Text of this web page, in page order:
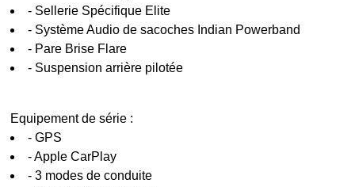
- Sellerie Spécifique Elite
- Système Audio de sacoches Indian Powerband
- Pare Brise Flare
- Suspension arrière pilotée
Equipement de série :
- GPS
- Apple CarPlay
- 3 modes de conduite